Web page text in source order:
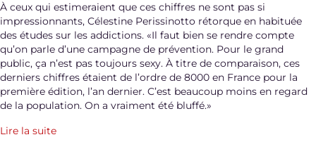
À ceux qui estimeraient que ces chiffres ne sont pas si
impressionnants, Célestine Perissinotto rétorque en habituée
des études sur les addictions. «Il faut bien se rendre compte
qu’on parle d’une campagne de prévention. Pour le grand
public, ça n’est pas toujours sexy. À titre de comparaison, ces
derniers chiffres étaient de l’ordre de 8000 en France pour la
première édition, l’an dernier. C’est beaucoup moins en regard
de la population. On a vraiment été bluffé.»
Lire la suite